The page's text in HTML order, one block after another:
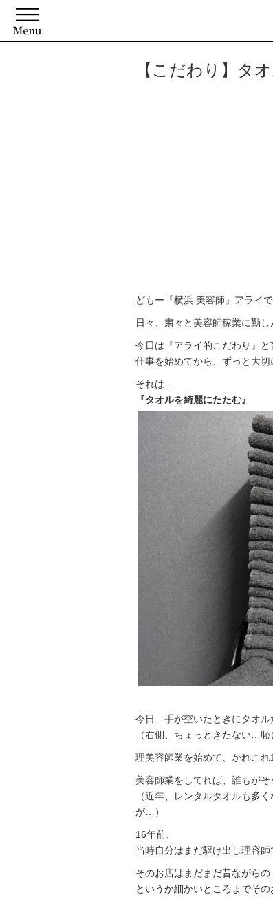
【こだわり】タ
どもー『横浜 美容師』アライで
日々、粛々と美容師稼業に勤し
今日は『アライ的こだわり』
仕事を始めてから、ずっと大切
それは…
『タオルを綺麗にたたむ』
今日、手が空いたときにタオル
（右側、ちょっときたない…恥
理美容師業を始めて、かれこ
美容師業をしてれば、誰もがそ
（近年、レンタルタオルも多
が…）
16年前、
当時自分はまだ駆け出し理容
そのお店はまだまだ昔ながらの
というか細かいところまでそ